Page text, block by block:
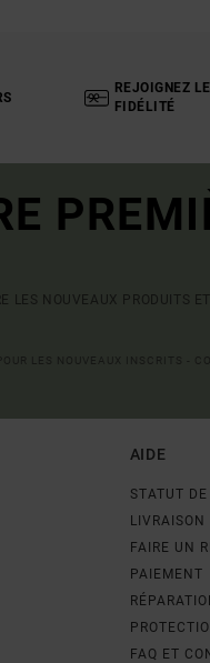
REJOIGNEZ
FIDÉLITÉ
LES NOUVEAUX PRODUITS
AIDE
STATUT
LIVRAISON
FAIRE UN
PAIEMENT
FAQ ET